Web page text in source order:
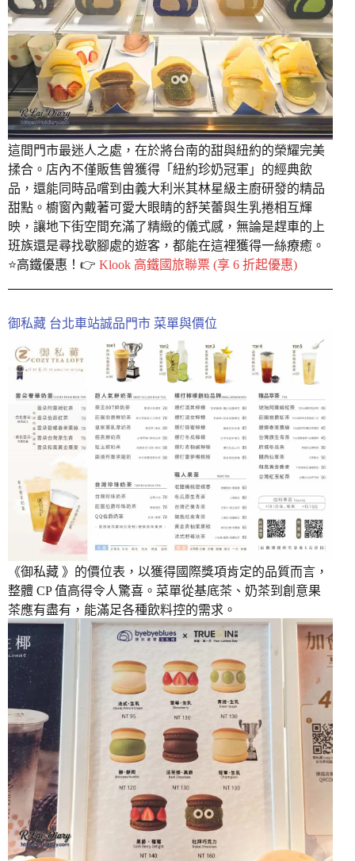
這間門市最迷人之處，在於將台南的甜與紐約的榮耀完美
揉合。店內不僅販售曾獲得「紐約珍奶冠軍」的經典飲
品，還能同時品嚐到由義大利米其林星級主廚研發的精品
甜點。櫥窗內戴著可愛大眼睛的舒芙蕾與生乳捲相互輝
映，讓地下街空間充滿了精緻的儀式感，無論是趕車的上
班族還是尋找歇腳處的遊客，都能在這裡獲得一絲療癒。
⭐️高鐵優惠！👉 Klook 高鐵國旅聯票 (享 6 折起優惠)
御私藏 台北車站誠品門市 菜單與價位
《御私藏 》的價位表，以獲得國際獎項肯定的品質而言，
整體 CP 值高得令人驚喜。菜單從基底茶、奶茶到創意果
茶應有盡有，能滿足各種飲料控的需求。